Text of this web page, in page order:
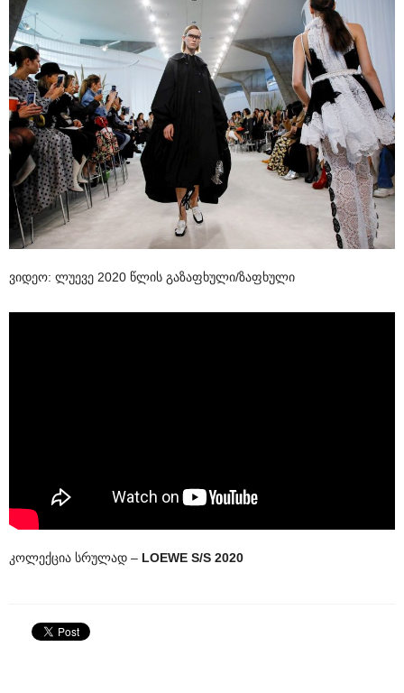
ვიდეო: ლუევე 2020 წლის გაზაფხული/ზაფხული
კოლექცია სრულად – LOEWE S/S 2020